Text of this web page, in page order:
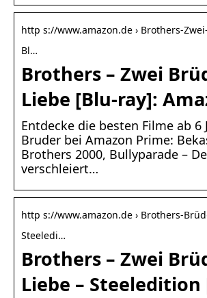
http s://www.amazon.de › Brothers-
Bl…
Brothers – Zwei
Liebe [Blu-ray]:
Entdecke die besten Filme ab 6
Bruder bei Amazon Prime:
Brothers 2000, Bullyparade –
verschleiert…
http s://www.amazon.de › Brothers-
Steeledi…
Brothers – Zwei
Liebe – Steeledition